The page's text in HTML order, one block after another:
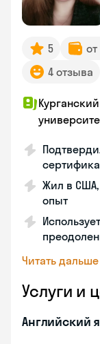
5
4 отзыва
Жил в США,
опыт
Читать дальше
Услуги и
Английский